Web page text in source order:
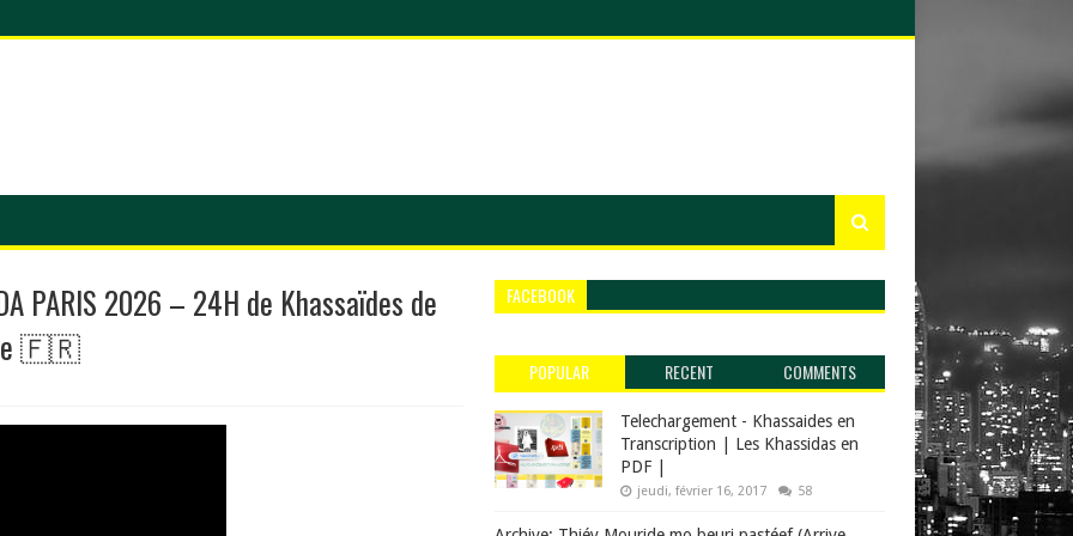
PARIS 2026 – 24H de Khassaïdes de
🇫🇷
FACEBOOK
POPULAR RECENT COMMENTS
Telechargement - Khassaides en
Transcription | Les Khassidas en
PDF |
jeudi, février 16, 2017 58